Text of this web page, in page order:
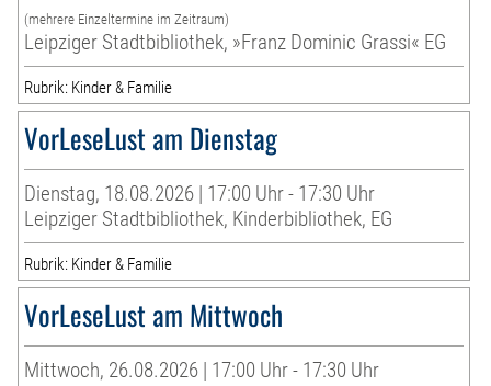
(mehrere Einzeltermine im Zeitraum)
Leipziger Stadtbibliothek, »Franz Dominic Grassi« EG
Rubrik: Kinder & Familie
VorLeseLust am Dienstag
Dienstag, 18.08.2026 | 17:00 Uhr - 17:30 Uhr
Leipziger Stadtbibliothek, Kinderbibliothek, EG
Rubrik: Kinder & Familie
VorLeseLust am Mittwoch
Mittwoch, 26.08.2026 | 17:00 Uhr - 17:30 Uhr